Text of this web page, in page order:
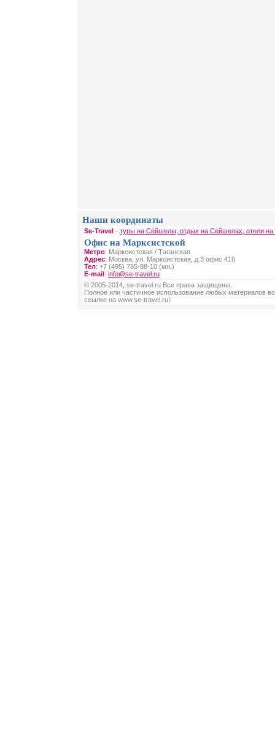
Наши координаты
Se-Travel - туры на Сейшелы, отдых на Сейшелах, отели
Офис на Марксистской
Метро: Марксистская / Таганская
Адрес: Москва, ул. Марксистская, д 3 офис 416
Тел: +7 (495) 785-88-10 (мн.)
E-mail: info@se-travel.ru
© 2005-2014, se-travel.ru Все права защищены.
Полное или частичное использование любых материалов
ссылке на www.se-travel.ru!